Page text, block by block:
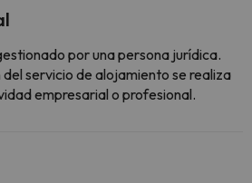
por una persona jurídica.
servicio de alojamiento se realiza
empresarial o profesional.